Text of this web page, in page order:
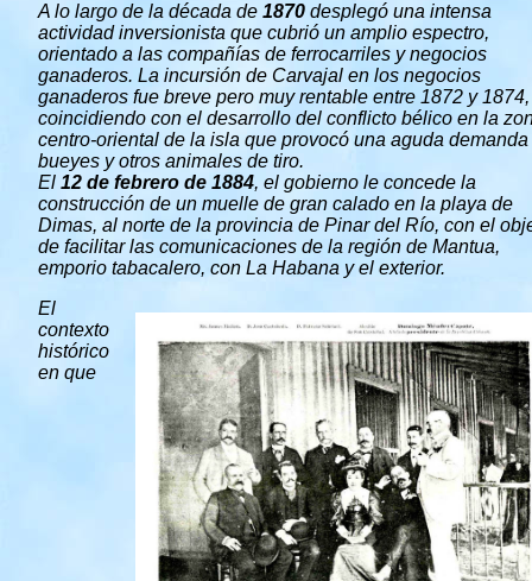
A lo largo de la década de 1870 desplegó una intensa
actividad inversionista que cubrió un amplio espectro,
orientado a las compañías de ferrocarriles y negocios
ganaderos. La incursión de Carvajal en los negocios
ganaderos fue breve pero muy rentable entre 1872 y 1874,
coincidiendo con el desarrollo del conflicto bélico en la
centro-oriental de la isla que provocó una aguda demanda
bueyes y otros animales de tiro.
El 12 de febrero de 1884, el gobierno le concede la
construcción de un muelle de gran calado en la playa de
Dimas, al norte de la provincia de Pinar del Río, con el
de facilitar las comunicaciones de la región de Mantua,
emporio tabacalero, con La Habana y el exterior.
El
contexto
histórico
en que